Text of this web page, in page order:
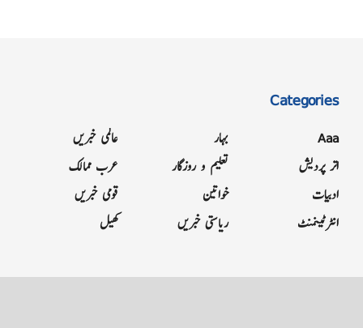
Categories
Aaa
اتر پردیش
ادبیات
انٹرٹینمنٹ
بہار
تعلیم و روزگار
خواتین
ریاستی خبریں
عالمی خبریں
عرب ممالک
قومی خبریں
کھیل